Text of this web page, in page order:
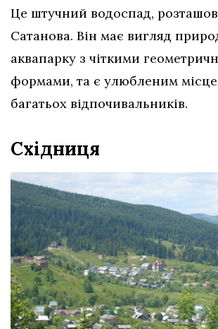
Це штучний водоспад,
Сатанова. Він має вигляд
аквапарку з чіткими
формами, та є улюбленим
багатьох відпочивальників.
Східниця